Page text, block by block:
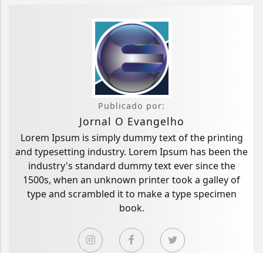
Publicado por:
Jornal O Evangelho
Lorem Ipsum is simply dummy text of the printing
and typesetting industry. Lorem Ipsum has been the
industry's standard dummy text ever since the
1500s, when an unknown printer took a galley of
type and scrambled it to make a type specimen
book.